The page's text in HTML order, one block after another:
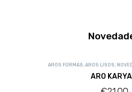
AROS FORMAS AROS LISOS
ARO